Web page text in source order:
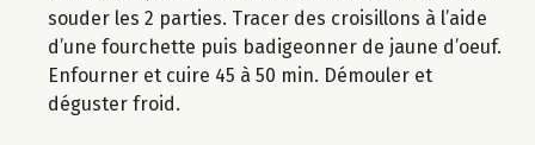
souder les 2 parties. Tracer des croisillons à l’aide
d’une fourchette puis badigeonner de jaune d’oeuf.
Enfourner et cuire 45 à 50 min. Démouler et
déguster froid.